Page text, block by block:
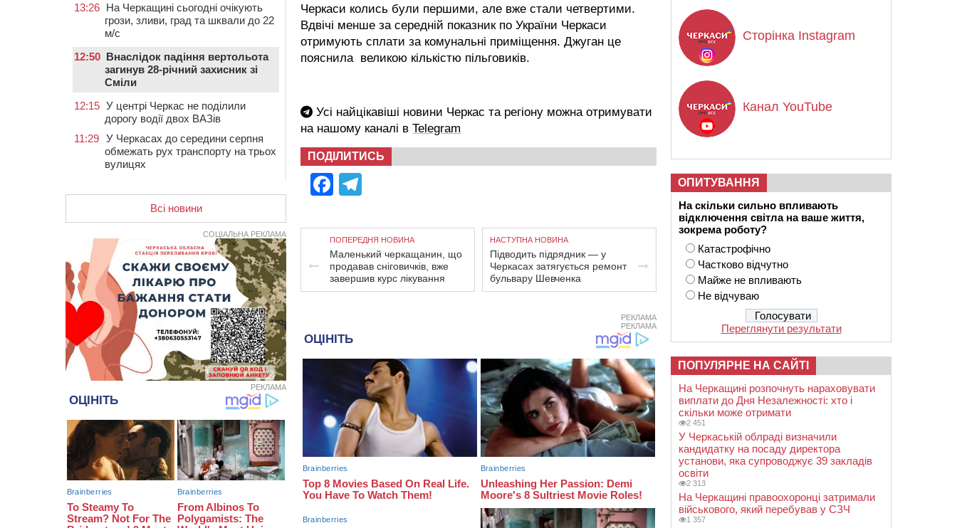
Черкаси колись були першими, але вже стали четвертими.
Вдвічі менше за середній показник по України Черкаси
отримують сплати за комунальні приміщення. Джуган це
пояснила великою кількістю пільговиків.
Усі найцікавіші новини Черкас та регіону можна отримувати
на нашому каналі в Telegram
ПОДІЛИТИСЬ
Facebook
ПОПЕРЕДНЯ НОВИНА
Маленький черкащанин, що
продавав сніговичків, вже
завершив курс лікування
НАСТУПНА НОВИНА
Підводить підрядник — у
Черкасах затягується ремонт
бульвару Шевченка
РЕКЛАМА
РЕКЛАМА
13:26 На Черкащині сьогодні очікують
грози, зливи, град та шквали до 22
м/с
12:50 Внаслідок падіння вертольота
загинув 28-річний захисник зі
Сміли
12:15 У центрі Черкас не поділили
дорогу водії двох ВАЗів
11:29 У Черкасах до середини серпня
обмежать рух транспорту на трьох
вулицях
збільшилась уп’ятеро з початку
повномасштабної війни
У Черкасах водій Audi Q5
спричинив аварію, не пропустивши
інший кросовер
09:42 “Черкасиводоканал” пропонує
підвищити тарифи на воду та
водовідведення з 2027 року
09:08
Встановити гойдалки, карусель і
закупити іграшки: у Черкасах
просять покращити умови в
дитсадку
громаду повертається полеглий
07:30 Понад 968 мільйонів гривень
земельного податку сплатили на
Черкащині
06 СЕРПНЯ 2026, ЧЕТВЕР
21:13 Вісім медалей, з яких чотири
золоті: черкаські спортсмени
Всі новини
СОЦІАЛЬНА РЕКЛАМА
РЕКЛАМА
Сторінка Instagram
Канал YouTube
ОПИТУВАННЯ
На скільки сильно впливають
відключення світла на ваше життя,
зокрема роботу?
Катастрофічно
Частково відчутно
Майже не впливають
Не відчуваю
Переглянути результати
ПОПУЛЯРНЕ НА САЙТІ
На Черкащині розпочнуть нараховувати
виплати до Дня Незалежності: хто і
скільки може отримати
2 451
У Черкаській облраді визначили
кандидатку на посаду директора
установи, яка супроводжує 39 закладів
освіти
2 313
На Черкащині правоохоронці затримали
військового, який перебував у СЗЧ
1 357